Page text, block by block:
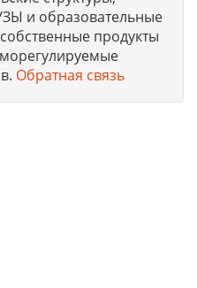
и образовательные
продукты
Обратная связь